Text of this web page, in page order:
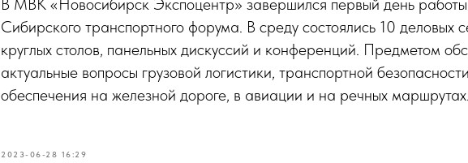
В МВК «Новосибирск Экспоцентр» завершился первый день
Сибирского транспортного форума. В среду состоялись 10 деловых
круглых столов, панельных дискуссий и конференций. Предметом
актуальные вопросы грузовой логистики, транспортной
обеспечения на железной дороге, в авиации и на речных маршрутах.
2023-06-28 16:29